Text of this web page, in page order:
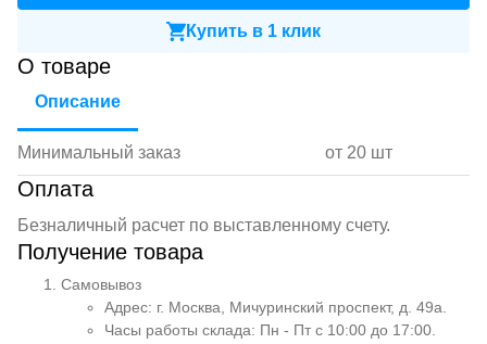
Купить в 1 клик
О товаре
Описание
Минимальный заказ от 20 шт
Оплата
Безналичный расчет по выставленному счету.
Получение товара
Самовывоз
Адрес: г. Москва, Мичуринский проспект, д. 49а.
Часы работы склада: Пн - Пт с 10:00 до 17:00.